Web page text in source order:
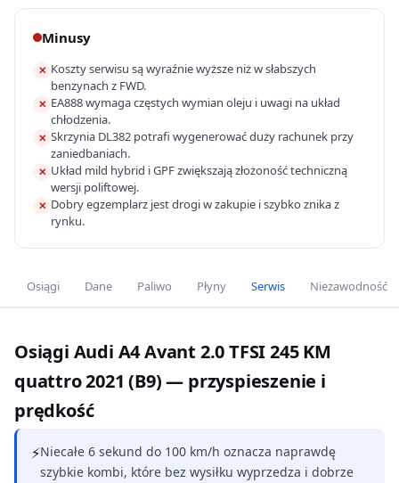
Minusy
✕ Koszty serwisu są wyraźnie wyższe niż w słabszych
benzynach z FWD.
✕ EA888 wymaga częstych wymian oleju i uwagi na układ
chłodzenia.
✕ Skrzynia DL382 potrafi wygenerować duży rachunek przy
zaniedbaniach.
✕ Układ mild hybrid i GPF zwiększają złożoność techniczną
wersji poliftowej.
✕ Dobry egzemplarz jest drogi w zakupie i szybko znika z
rynku.
Osiągi Dane Paliwo Płyny Serwis Niezawodność
Osiągi Audi A4 Avant 2.0 TFSI 245 KM
quattro 2021 (B9) — przyspieszenie i
prędkość
⚡Niecałe 6 sekund do 100 km/h oznacza naprawdę
szybkie kombi, które bez wysiłku wyprzedza i dobrze